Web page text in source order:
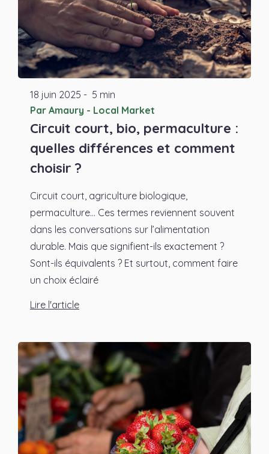
18 juin 2025 - 5 min
Par Amaury - Local Market
Circuit court, bio, permaculture :
quelles différences et comment
choisir ?
Circuit court, agriculture biologique,
permaculture… Ces termes reviennent souvent
dans les conversations sur l’alimentation
durable. Mais que signifient-ils exactement ?
Sont-ils équivalents ? Et surtout, comment faire
un choix éclairé
Lire l'article